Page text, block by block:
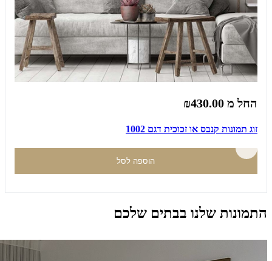
החל מ ₪430.00
זוג תמונות קנבס או זכוכית דגם 1002
הוספה לסל
התמונות שלנו בבתים שלכם